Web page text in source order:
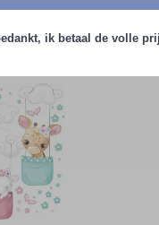
kochten
ik betaal de volle